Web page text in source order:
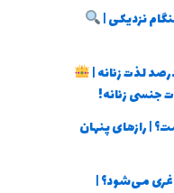
نزدیکی |
جنسی زنانه!
| رازهای پنهان
می‌شود؟ |